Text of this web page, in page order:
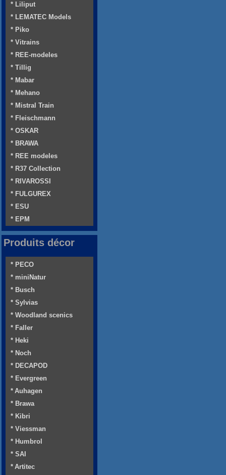
* Liliput
* LEMATEC Models
* Piko
* Vitrains
* REE-modeles
* Tillig
* Mabar
* Mehano
* Mistral Train
* Fleischmann
* OSKAR
* BRAWA
* REE modeles
* R37 Collection
* RIVAROSSI
* FULGUREX
* ESU
* EPM
Produits décor
* PECO
* miniNatur
* Busch
* Sylvias
* Woodland scenics
* Faller
* Heki
* Noch
* DECAPOD
* Evergreen
* Auhagen
* Brawa
* Kibri
* Viessman
* Humbrol
* SAI
* Artitec